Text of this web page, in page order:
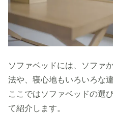
ソファベッドには、ソファ
法や、寝心地もいろいろな違
ここではソファベッドの選
て紹介します。